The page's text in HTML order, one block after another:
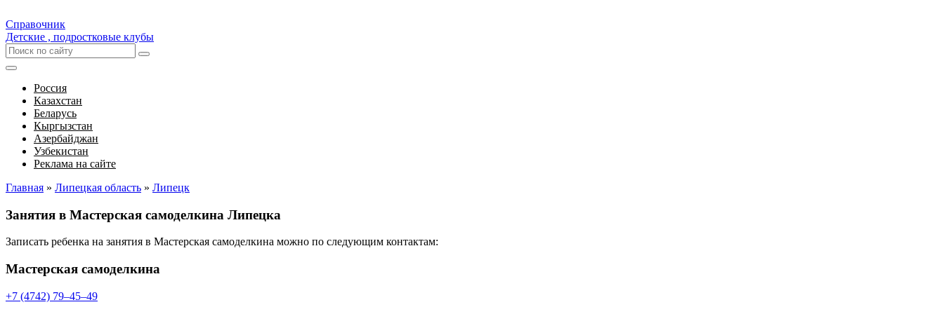
Справочник
Детские , подростковые клубы
Россия
Казахстан
Беларусь
Кыргызстан
Азербайджан
Узбекистан
Реклама на сайте
Главная » Липецкая область » Липецк
Занятия в Мастерская самоделкина Липецка
Записать ребенка на занятия в Мастерская самоделкина можно по следующим контактам:
Мастерская самоделкина
+7 (4742) 79‒45‒49